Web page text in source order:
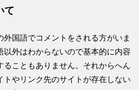
て
外国語でコメントをされる方がいま
以外はわからないので基本的に内容
ることもありません。それからへん
トやリンク先のサイトが存在しない